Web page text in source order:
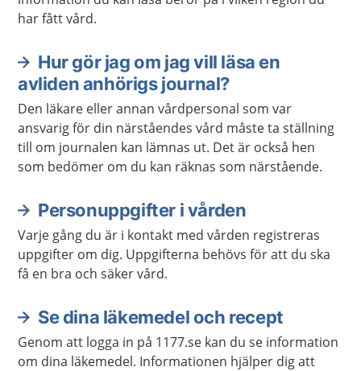
har fått vård.
Hur gör jag om jag vill läsa en
avliden anhörigs journal?
Den läkare eller annan vårdpersonal som var
ansvarig för din närståendes vård måste ta ställning
till om journalen kan lämnas ut. Det är också hen
som bedömer om du kan räknas som närstående.
Personuppgifter i vården
Varje gång du är i kontakt med vården registreras
uppgifter om dig. Uppgifterna behövs för att du ska
få en bra och säker vård.
Se dina läkemedel och recept
Genom att logga in på 1177.se kan du se information
om dina läkemedel. Informationen hjälper dig att